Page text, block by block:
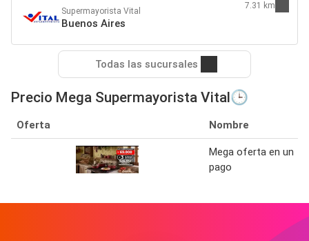
Supermayorista Vital
Buenos Aires
7.31 km
Todas las sucursales
Precio Mega Supermayorista Vital🕒
Oferta Nombre
Mega oferta en un
pago